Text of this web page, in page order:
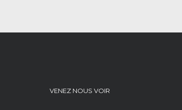
VENEZ NOUS VOIR